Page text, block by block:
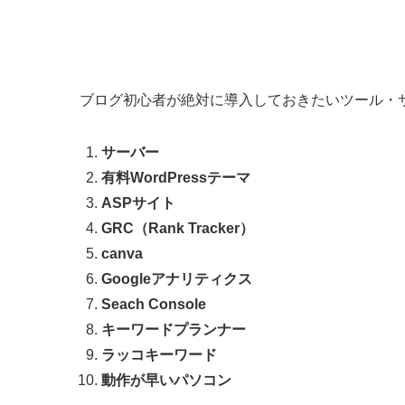
ブログ初心者が絶対に導入しておきたいツール・
サーバー
有料WordPressテーマ
ASPサイト
GRC（Rank Tracker）
canva
Googleアナリティクス
Seach Console
キーワードプランナー
ラッコキーワード
動作が早いパソコン